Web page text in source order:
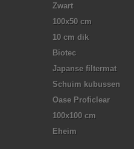
Zwart
100x50 cm
10 cm dik
Biotec
Japanse filtermat
Schuim kubussen
Oase Proficlear
100x100 cm
Eheim